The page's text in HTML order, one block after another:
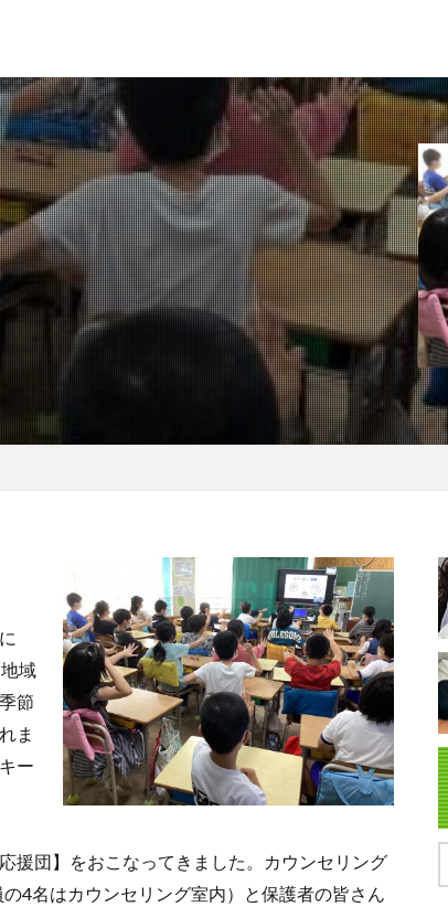
域
節
ま
ー
援団】をおこなってきました。カウンセリング
4名はカウンセリング室内）と保護者の皆さん
県 茨城県 埼玉県 千葉県 東京都 富山県
県 京都府 島根県 山口県 徳島県 香川県